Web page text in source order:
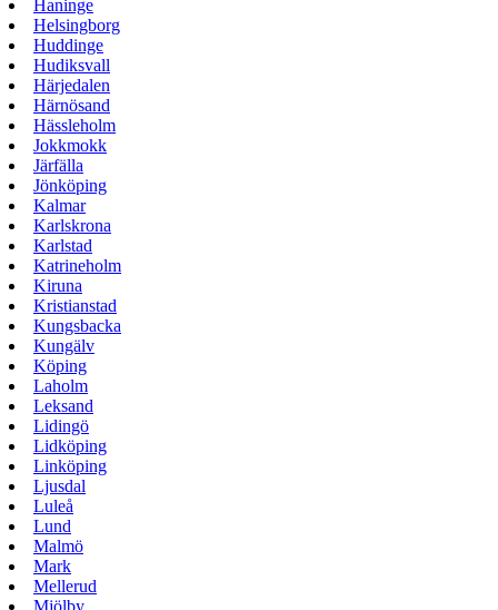
Haninge
Helsingborg
Huddinge
Hudiksvall
Härjedalen
Härnösand
Hässleholm
Jokkmokk
Järfälla
Jönköping
Kalmar
Karlskrona
Karlstad
Katrineholm
Kiruna
Kristianstad
Kungsbacka
Kungälv
Köping
Laholm
Leksand
Lidingö
Lidköping
Linköping
Ljusdal
Luleå
Lund
Malmö
Mark
Mellerud
Mjölby